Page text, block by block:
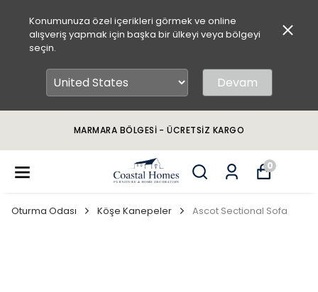
Konumunuza özel içerikleri görmek ve online
alışveriş yapmak için başka bir ülkeyi veya bölgeyi
seçin.
Devam
MARMARA BÖLGESİ - ÜCRETSİZ KARGO
0
Oturma Odası Köşe Kanepeler Ascot Sectional Sofa